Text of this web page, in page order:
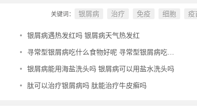
关键词： 银屑病 治疗 免疫 细胞 疫
• 银屑病遇热发红吗 银屑病天气热发红
• 寻常型银屑病吃什么食物好呢 寻常型银屑病吃什么药效果好
• 银屑病能用海盐洗头吗 银屑病可以用盐水洗头吗
• 肽可以治疗银屑病吗 肽能治疗牛皮癣吗